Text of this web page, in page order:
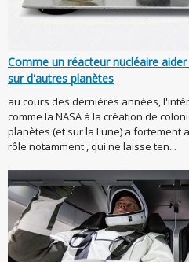
Comme un réacteur nucléaire
sur d'autres planètes
au cours des dernières années,
comme la NASA à la création de
planètes (et sur la Lune) a fortement
rôle notamment , qui ne laisse ten...